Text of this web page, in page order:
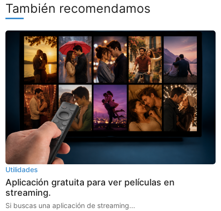
También recomendamos
Utilidades
Aplicación gratuita para ver películas en
streaming.
Si buscas una aplicación de streaming...